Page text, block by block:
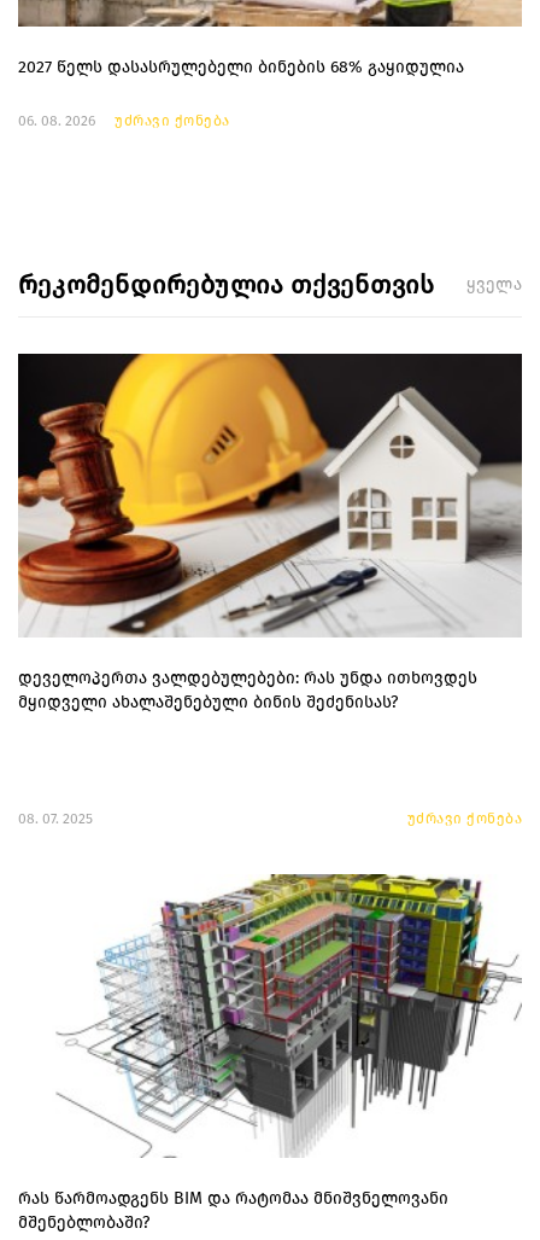
2027 წელს დასასრულებელი ბინების 68% გაყიდულია
06. 08. 2026 უძრავი ქონება
რეკომენდირებულია თქვენთვის ყველა
დეველოპერთა ვალდებულებები: რას უნდა ითხოვდეს
მყიდველი ახალაშენებული ბინის შეძენისას?
08. 07. 2025 უძრავი ქონება
რას წარმოადგენს BIM და რატომაა მნიშვნელოვანი
მშენებლობაში?